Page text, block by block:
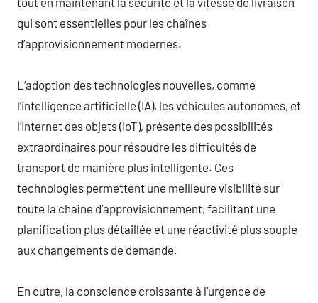
qui sont essentielles pour les chaînes
d’approvisionnement modernes.
L’adoption des technologies nouvelles, comme
l’intelligence artificielle (IA), les véhicules autonomes, et
l’Internet des objets (IoT), présente des possibilités
extraordinaires pour résoudre les difficultés de
transport de manière plus intelligente. Ces
technologies permettent une meilleure visibilité sur
toute la chaîne d’approvisionnement, facilitant une
planification plus détaillée et une réactivité plus souple
aux changements de demande.
En outre, la conscience croissante à l’urgence de